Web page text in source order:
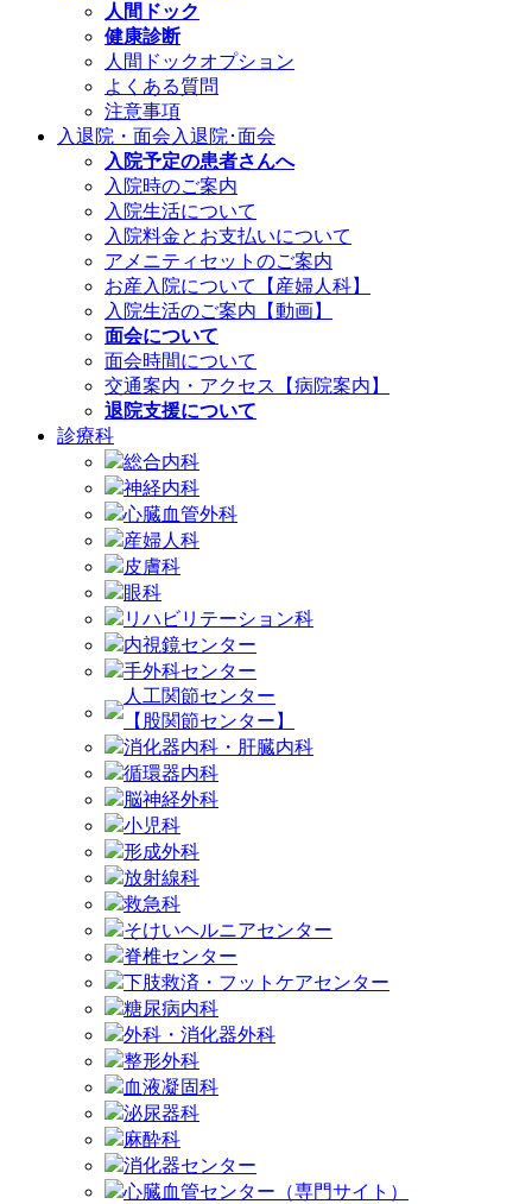
人間ドック
健康診断
人間ドックオプション
よくある質問
注意事項
入退院・面会 入退院･面会
入院予定の患者さんへ
入院時のご案内
入院生活について
入院料金とお支払いについて
アメニティセットのご案内
お産入院について【産婦人科】
入院生活のご案内【動画】
面会について
面会時間について
交通案内・アクセス【病院案内】
退院支援について
診療科
総合内科
神経内科
心臓血管外科
産婦人科
皮膚科
眼科
リハビリテーション科
内視鏡センター
手外科センター
人工関節センター
【股関節センター】
消化器内科・肝臓内科
循環器内科
脳神経外科
小児科
形成外科
放射線科
救急科
そけいヘルニアセンター
脊椎センター
下肢救済・フットケアセンター
糖尿病内科
外科・消化器外科
整形外科
血液凝固科
泌尿器科
麻酔科
消化器センター
心臓血管センター（専門サイト）